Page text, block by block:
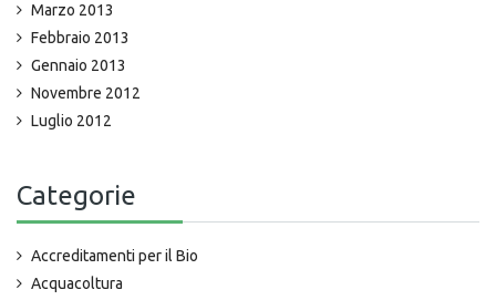
Marzo 2013
Febbraio 2013
Gennaio 2013
Novembre 2012
Luglio 2012
Categorie
Accreditamenti per il Bio
Acquacoltura